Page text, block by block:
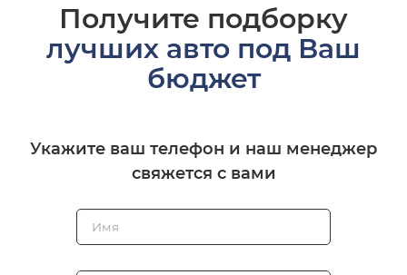
Получите подборку
лучших авто под Ваш
бюджет
Укажите ваш телефон и наш менеджер
свяжется с вами